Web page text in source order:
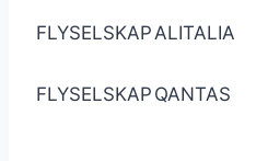
FLYSELSKAPALITALIA
FLYSELSKAP QANTAS